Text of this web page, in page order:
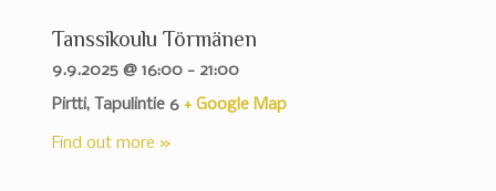
Tanssikoulu Törmänen
9.9.2025 @ 16:00 - 21:00
Pirtti,
Tapulintie 6 + Google Map
Find out more »